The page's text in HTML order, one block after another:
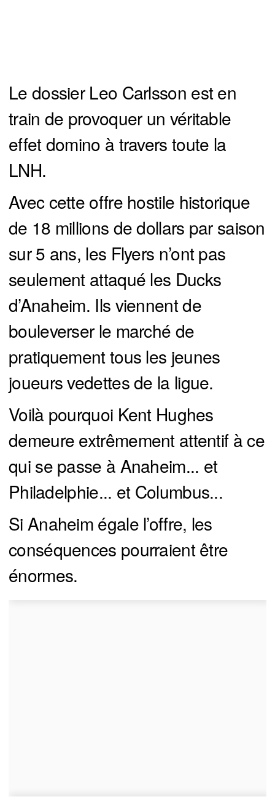
Le dossier Leo Carlsson est en
train de provoquer un véritable
effet domino à travers toute la
LNH.
Avec cette offre hostile historique
de 18 millions de dollars par saison
sur 5 ans, les Flyers n’ont pas
seulement attaqué les Ducks
d’Anaheim. Ils viennent de
bouleverser le marché de
pratiquement tous les jeunes
joueurs vedettes de la ligue.
Voilà pourquoi Kent Hughes
demeure extrêmement attentif à ce
qui se passe à Anaheim... et
Philadelphie... et Columbus...
Si Anaheim égale l’offre, les
conséquences pourraient être
énormes.